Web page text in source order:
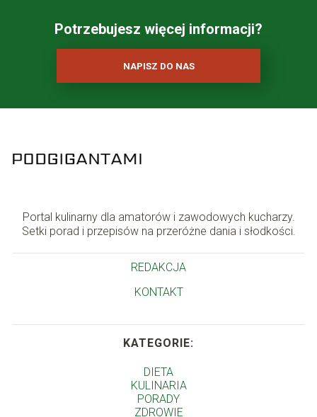
Potrzebujesz więcej informacji?
NAPISZ DO NAS
Portal kulinarny dla amatorów i zawodowych kucharzy.
Setki porad i przepisów na przeróżne dania i słodkości.
REDAKCJA
KONTAKT
KATEGORIE:
DIETA
KULINARIA
PORADY
ZDROWIE